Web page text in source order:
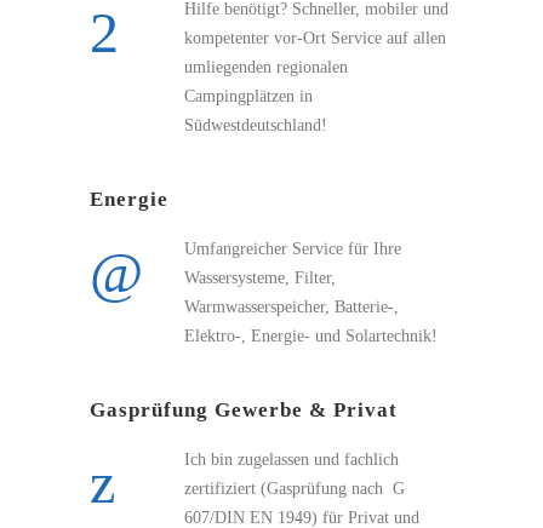
Hilfe benötigt? Schneller, mobiler und
kompetenter vor-Ort Service auf allen
umliegenden regionalen
Campingplätzen in
Südwestdeutschland!
Energie
Umfangreicher Service für Ihre
Wassersysteme, Filter,
Warmwasserspeicher, Batterie-,
Elektro-, Energie- und Solartechnik!
Gasprüfung Gewerbe & Privat
Ich bin zugelassen und fachlich
zertifiziert (Gasprüfung nach G
607/DIN EN 1949) für Privat und